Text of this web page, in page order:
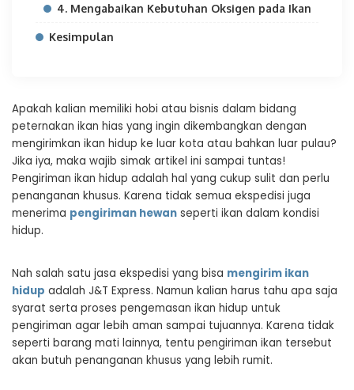
4. Mengabaikan Kebutuhan Oksigen pada Ikan
Kesimpulan
Apakah kalian memiliki hobi atau bisnis dalam bidang
peternakan ikan hias yang ingin dikembangkan dengan
mengirimkan ikan hidup ke luar kota atau bahkan luar pulau?
Jika iya, maka wajib simak artikel ini sampai tuntas!
Pengiriman ikan hidup adalah hal yang cukup sulit dan perlu
penanganan khusus. Karena tidak semua ekspedisi juga
menerima pengiriman hewan seperti ikan dalam kondisi
hidup.
Nah salah satu jasa ekspedisi yang bisa mengirim ikan
hidup adalah J&T Express. Namun kalian harus tahu apa saja
syarat serta proses pengemasan ikan hidup untuk
pengiriman agar lebih aman sampai tujuannya. Karena tidak
seperti barang mati lainnya, tentu pengiriman ikan tersebut
akan butuh penanganan khusus yang lebih rumit.